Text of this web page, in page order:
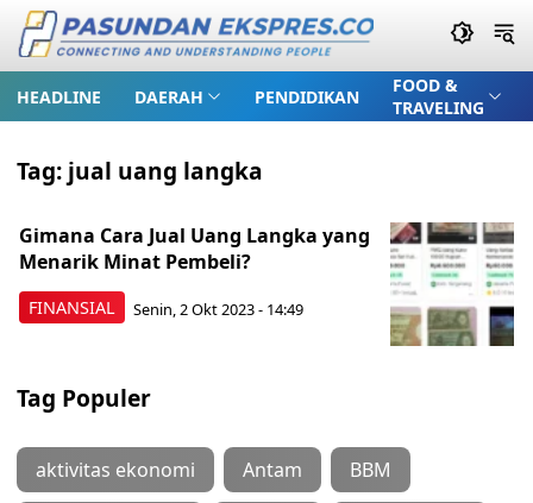
HEADLINE DAERAH PENDIDIKAN
FOOD &
TRAVELING
Tag: jual uang langka
FINANSIAL
Gimana Cara Jual Uang Langka yang
Menarik Minat Pembeli?
Senin, 2 Okt 2023 - 14:49
Tag Populer
aktivitas ekonomi Antam BBM